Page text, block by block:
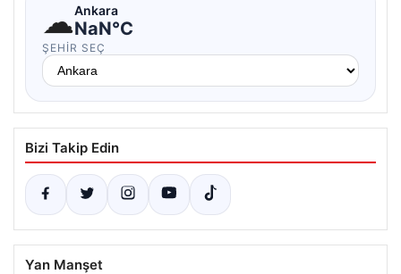
☁Ankara
NaN°C
ŞEHIR SEÇ
Bizi Takip Edin
Yan Manşet